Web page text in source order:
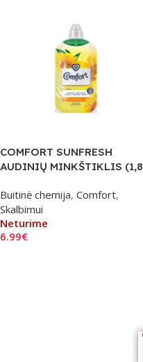
COMFORT SUNFRESH
AUDINIŲ MINKŠTIKLIS (1,8
Buitinė chemija, Comfort,
Skalbimui
Neturime
6.99€